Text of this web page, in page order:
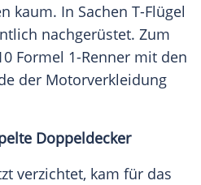
kaum. In Sachen T-Flügel
nachgerüstet. Zum
Formel 1-Renner mit den
der Motorverkleidung
Doppeldecker
verzichtet, kam für das